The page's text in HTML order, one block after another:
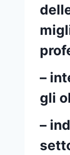
–
gli
–